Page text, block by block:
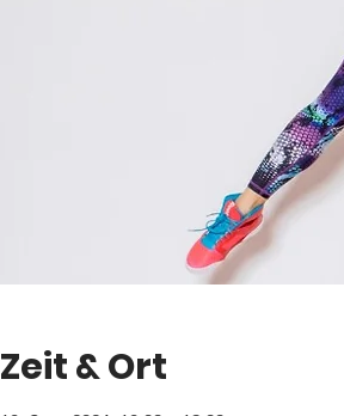
Zeit & Ort